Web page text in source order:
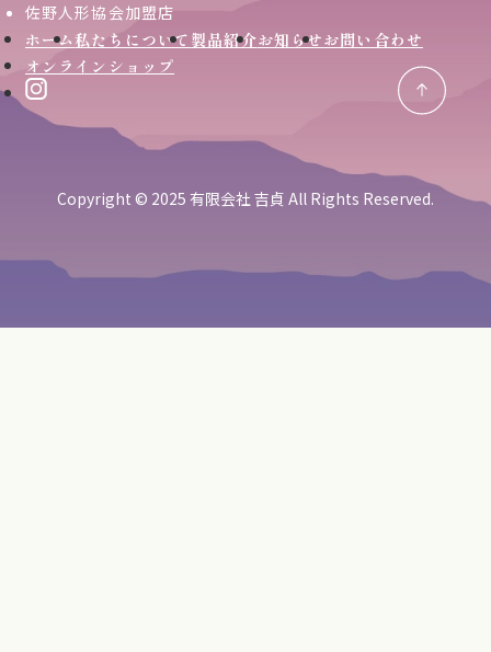
佐野人形協会加盟店
ホーム私たちについて 製品紹介お知らせお問い合わせ
オンラインショップ
Copyright © 2025 有限会社 吉貞 All Rights Reserved.